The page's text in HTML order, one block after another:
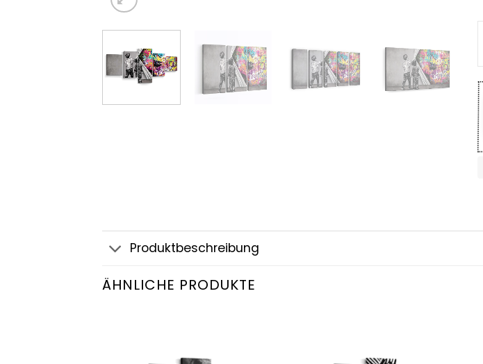
Produktbeschreibung
ÄHNLICHE PRODUKTE